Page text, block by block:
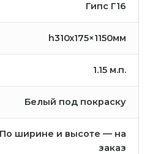
Гипс Г16
h310х175×1150мм
1.15 м.п.
Белый под покраску
По ширине и высоте — на
заказ